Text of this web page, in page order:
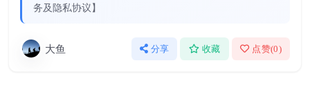
务及隐私协议】
大鱼 分享 收藏 点赞(0)